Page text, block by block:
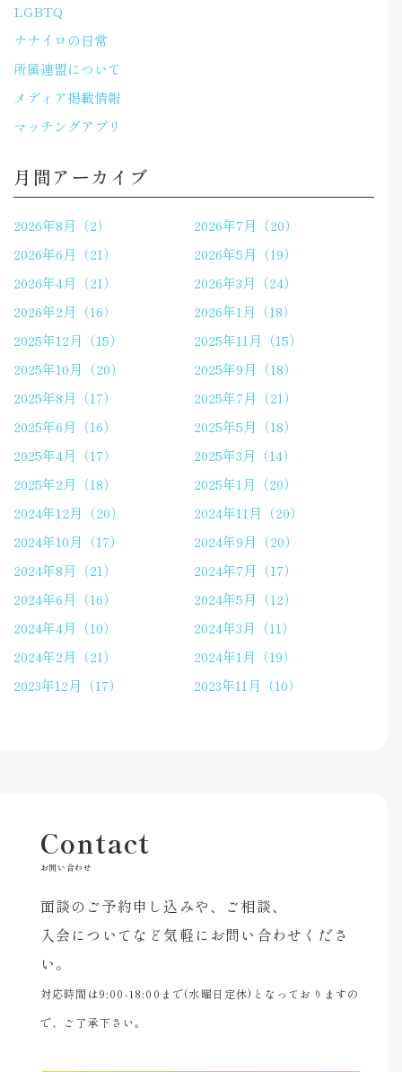
LGBTQ
ナナイロの日常
所属連盟について
メディア掲載情報
マッチングアプリ
月間アーカイブ
2026年8月（2）
2026年7月（20）
2026年6月（21）
2026年5月（19）
2026年4月（21）
2026年3月（24）
2026年2月（16）
2026年1月（18）
2025年12月（15）
2025年11月（15）
2025年10月（20）
2025年9月（18）
2025年8月（17）
2025年7月（21）
2025年6月（16）
2025年5月（18）
2025年4月（17）
2025年3月（14）
2025年2月（18）
2025年1月（20）
2024年12月（20）
2024年11月（20）
2024年10月（17）
2024年9月（20）
2024年8月（21）
2024年7月（17）
2024年6月（16）
2024年5月（12）
2024年4月（10）
2024年3月（11）
2024年2月（21）
2024年1月（19）
2023年12月（17）
2023年11月（10）
Contact
お問い合わせ
面談のご予約申し込みや、ご相談、
入会についてなど気軽にお問い合わせくださ
い。
対応時間は9:00-18:00まで(水曜日定休)となっておりますの
で、ご了承下さい。